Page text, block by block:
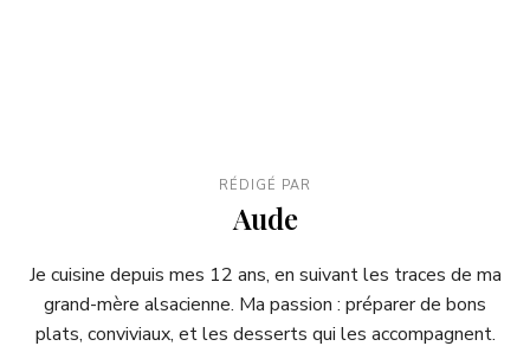
RÉDIGÉ PAR
Aude
Je cuisine depuis mes 12 ans, en suivant les traces de ma
grand-mère alsacienne. Ma passion : préparer de bons
plats, conviviaux, et les desserts qui les accompagnent.